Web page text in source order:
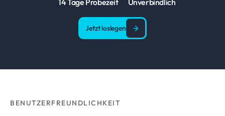
Jetzt loslegen
BENUTZERFREUNDLICHKEIT